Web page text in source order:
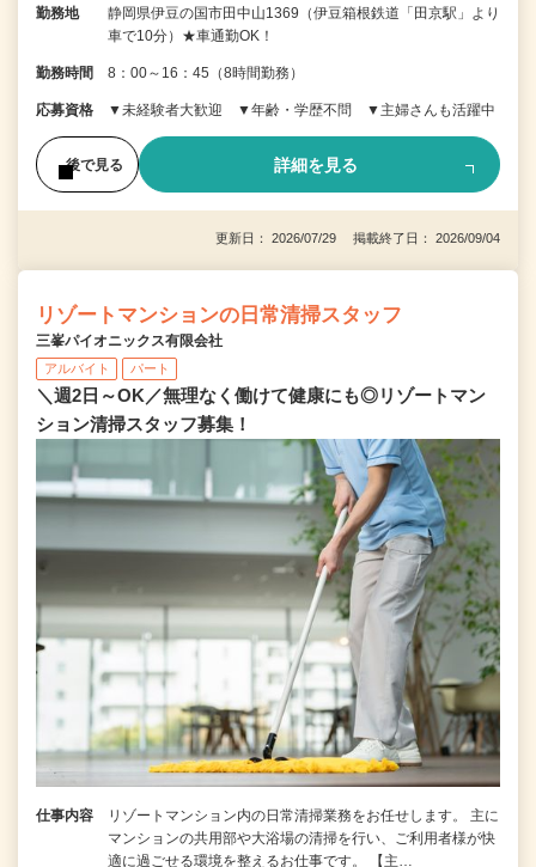
勤務地
静岡県伊豆の国市田中山1369（伊豆箱根鉄道「田京駅」より
車で10分）★車通勤OK！
勤務時間 8：00～16：45（8時間勤務）
応募資格 ▼未経験者大歓迎 ▼年齢・学歴不問 ▼主婦さんも活躍中
後で見る 詳細を見る
更新日： 2026/07/29 掲載終了日： 2026/09/04
リゾートマンションの日常清掃スタッフ
三峯パイオニックス有限会社
アルバイト パート
＼週2日～OK／無理なく働けて健康にも◎リゾートマン
ション清掃スタッフ募集！
仕事内容
リゾートマンション内の日常清掃業務をお任せします。 主に
マンションの共用部や大浴場の清掃を行い、ご利用者様が快
適に過ごせる環境を整えるお仕事です。 【主…